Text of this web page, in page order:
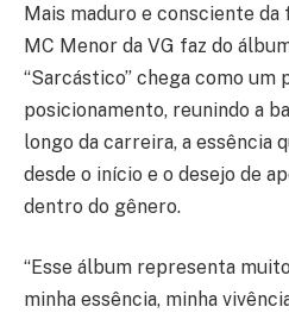
Mais maduro e consciente da
MC Menor da VG faz do
“Sarcástico” chega como um
posicionamento, reunindo a
longo da carreira, a essência
desde o início e o desejo de
dentro do gênero.
“Esse álbum representa
minha essência, minha